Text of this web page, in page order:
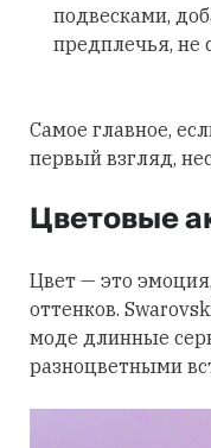
подвесками,
предплечья, не
Самое главное,
первый взгляд,
Цветовые
Цвет — это
оттенков.
моде длинные
разноцветными